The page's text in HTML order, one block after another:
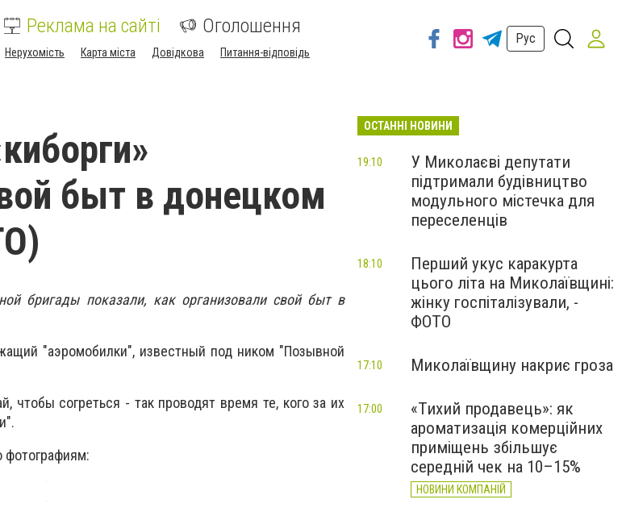
Реклама на сайті Оголошення
Нерухомість Карта міста Довідкова Питання-відповідь
Рус
быт в донецком
бригады показали, как организовали свой быт в
"аэромобилки", известный под ником "Позывной
чтобы согреться - так проводят время те, кого за их
фотографиям:
ОСТАННІ НОВИНИ
У Миколаєві депутати
підтримали будівництво
модульного містечка для
переселенців
19:10
Перший укус каракурта
цього літа на Миколаївщині:
жінку госпіталізували, -
ФОТО
18:10
Миколаївщину накриє гроза
17:10
«Тихий продавець»: як
ароматизація комерційних
приміщень збільшує
середній чек на 10–15%
НОВИНИ КОМПАНІЙ
17:00